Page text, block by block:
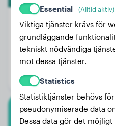
Vikt:
Ålder:
Kön:
Grand
Essential (Alltid aktiv)
Viktiga tjänster krävs för
grundläggande
tekniskt nödvändiga
mot dessa tjänster.
Statistics
Statistiktjänster behövs
pseudonymiserade data
Dessa data gör det